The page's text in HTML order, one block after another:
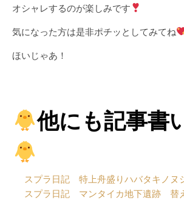
オシャレするのが楽しみです
気になった方は是非ポチッとしてみてね
ほいじゃあ！
他にも記事書
スプラ日記 特上舟盛りハバタキノヌ
スプラ日記 マンタイカ地下遺跡 替